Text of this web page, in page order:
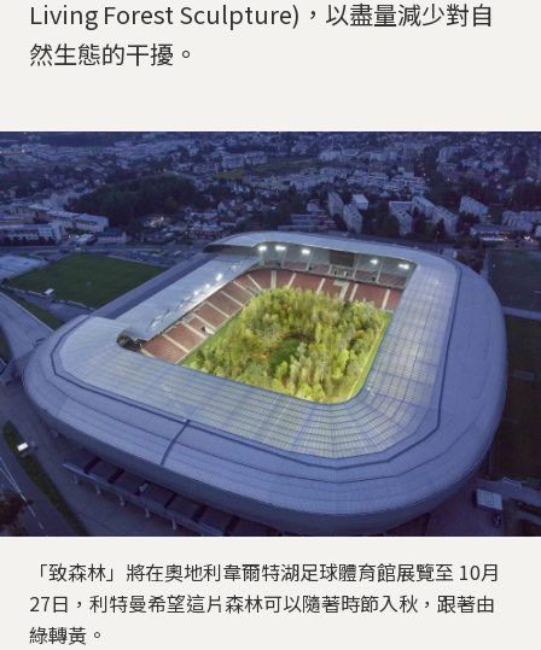
Living Forest Sculpture)，以盡量減少對自
然生態的干擾。
「致森林」將在奧地利韋爾特湖足球體育館展覽至 10月
27日，利特曼希望這片森林可以隨著時節入秋，跟著由
綠轉黃。